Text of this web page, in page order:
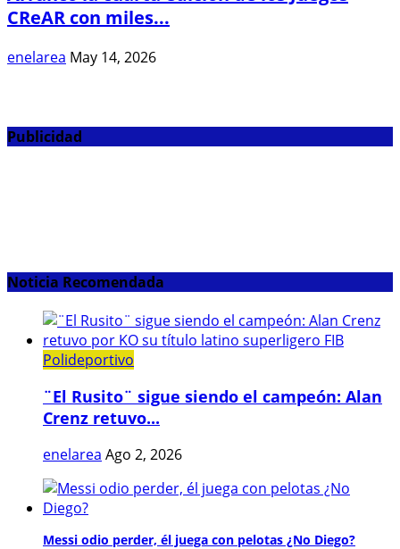
CReAR con miles...
enelarea May 14, 2026
Publicidad
Noticia Recomendada
Polideportivo
¨El Rusito¨ sigue siendo el campeón: Alan
Crenz retuvo...
enelarea Ago 2, 2026
Messi odio perder, él juega con pelotas ¿No Diego?